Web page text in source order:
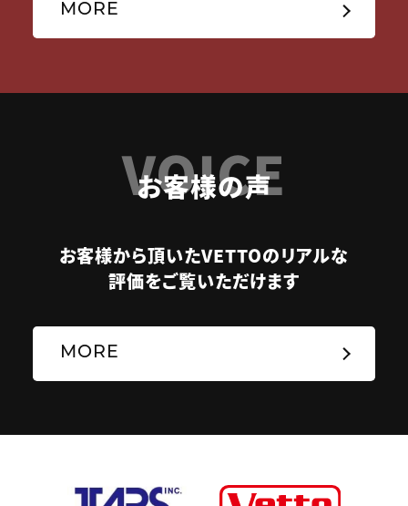
MORE
VOICE
お客様の声
お客様から頂いたVETTOのリアルな
評価をご覧いただけます
MORE